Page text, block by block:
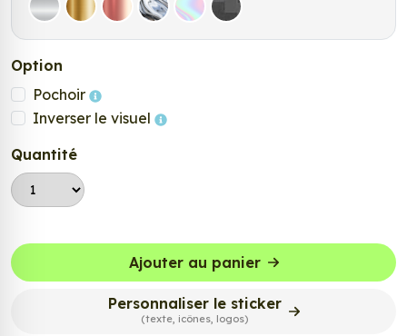
Argent Or Rose Gold
ChromeHolographique
Carbone Noir
Option
Pochoir
Inverser le visuel
Quantité
Ajouter au panier
Personnaliser le sticker
(texte, icônes, logos)